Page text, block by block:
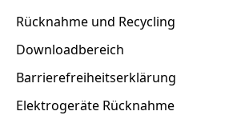
Rücknahme und Recycling
Downloadbereich
Barrierefreiheitserklärung
Elektrogeräte Rücknahme